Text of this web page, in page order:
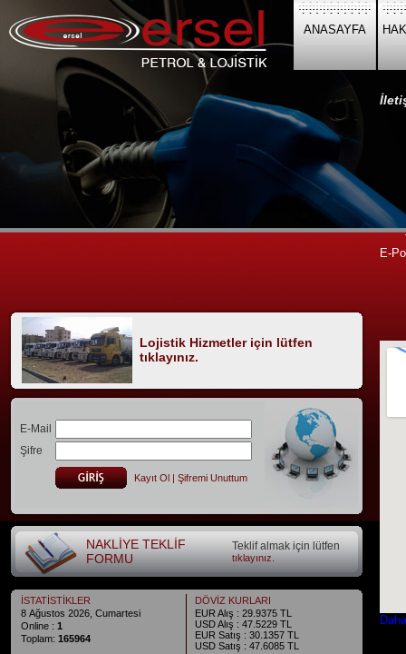
ANASAYFA
Lojistik Hizmetler için lütfen
tıklayınız.
E-Mail
Şifre
Kayıt Ol | Şifremi Unuttum
NAKLİYE TEKLİF
FORMU
Teklif almak için lütfen
tıklayınız.
İSTATİSTİKLER
8 Ağustos 2026, Cumartesi
Online : 1
Toplam: 165964
DÖVİZ KURLARI
EUR Alış : 29.9375 TL
USD Alış : 47.5229 TL
EUR Satış : 30.1357 TL
USD Satış : 47.6085 TL
E-